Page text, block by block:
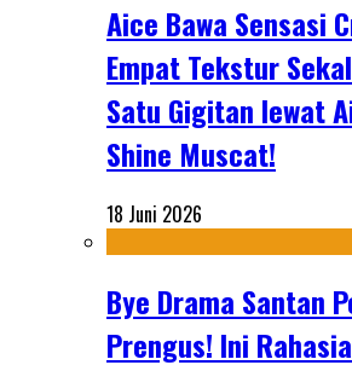
Aice Bawa Sensasi
Empat Tekstur
Satu Gigitan lewat
Shine Muscat!
18 Juni 2026
Bye Drama Santan
Prengus! Ini